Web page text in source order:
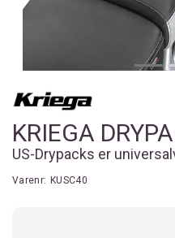
KRIEGA
US-Drypacks er
Varenr: KUSC40